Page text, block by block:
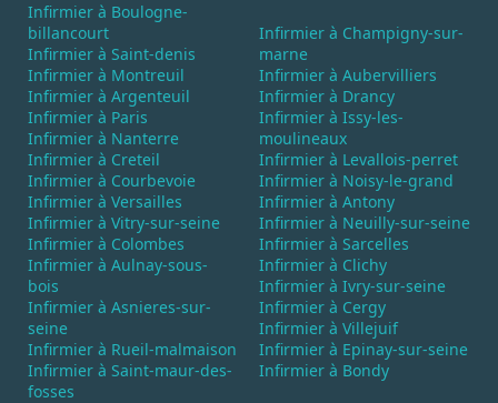
Infirmier à Boulogne-
billancourt
Infirmier à Saint-denis
Infirmier à Montreuil
Infirmier à Argenteuil
Infirmier à Paris
Infirmier à Nanterre
Infirmier à Creteil
Infirmier à Courbevoie
Infirmier à Versailles
Infirmier à Vitry-sur-seine
Infirmier à Colombes
Infirmier à Aulnay-sous-
bois
Infirmier à Asnieres-sur-
seine
Infirmier à Rueil-malmaison
Infirmier à Saint-maur-des-
fosses
Infirmier à Champigny-sur-
marne
Infirmier à Aubervilliers
Infirmier à Drancy
Infirmier à Issy-les-
moulineaux
Infirmier à Levallois-perret
Infirmier à Noisy-le-grand
Infirmier à Antony
Infirmier à Neuilly-sur-seine
Infirmier à Sarcelles
Infirmier à Clichy
Infirmier à Ivry-sur-seine
Infirmier à Cergy
Infirmier à Villejuif
Infirmier à Epinay-sur-seine
Infirmier à Bondy